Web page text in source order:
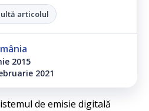
articolul
2015
2021
de emisie digitală